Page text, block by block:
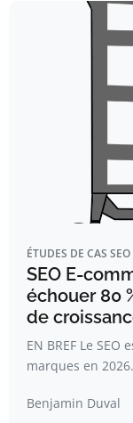
ÉTUDES DE CAS SEO
SEO E-
échouer 80
de
EN BREF Le
marques en 2026.
Benjamin Duval